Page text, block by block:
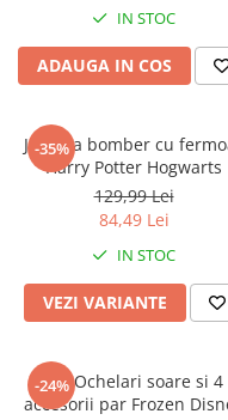
Wonder Woman
FLAMINGO
Gorjuss
Incaltaminte fete
Ghete si cizme fete
Pantofi fete
Pantofi sport fete
Papuci si slapi fete
IN STOC
ADAUGA IN COS
-35%
Jacheta bomber cu
Harry Potter Hogwarts
129,99 Lei
84,49 Lei
IN STOC
VEZI VARIANTE
-24%
Set Ochelari soare si 4
accesorii par Frozen